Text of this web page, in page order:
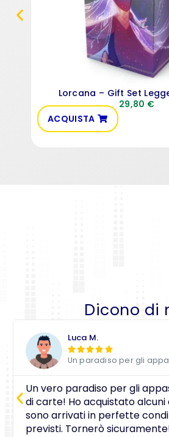
Lorcana – Gift Set
29,80 €
ACQUISTA
Dicono di
Luca M.
 
Un paradiso per gli
Un vero paradiso per gli
di carte! Ho acquistato alcuni
sono arrivati in perfette
previsti. Tornerò